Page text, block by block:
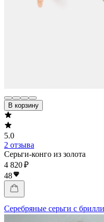
В корзину
5.0
2 отзыва
Серьги-конго из золота
4 820 ₽
48
Серебряные серьги с